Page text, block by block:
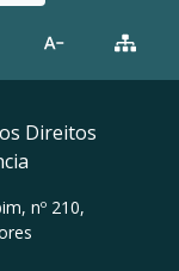
Direitos
nº 210,